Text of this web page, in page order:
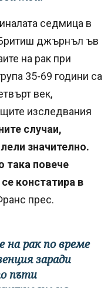
седмица в
джърнъл ъв
на рак при
35-69 години са
век,
изследвания
случаи,
значително.
така повече
констатира в
прес.
на рак по време
заради
пъти